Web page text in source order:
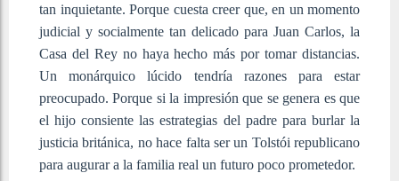
tan inquietante. Porque cuesta creer que, en un momento
judicial y socialmente tan delicado para Juan Carlos, la
Casa del Rey no haya hecho más por tomar distancias.
Un monárquico lúcido tendría razones para estar
preocupado. Porque si la impresión que se genera es que
el hijo consiente las estrategias del padre para burlar la
justicia británica, no hace falta ser un Tolstói republicano
para augurar a la familia real un futuro poco prometedor.